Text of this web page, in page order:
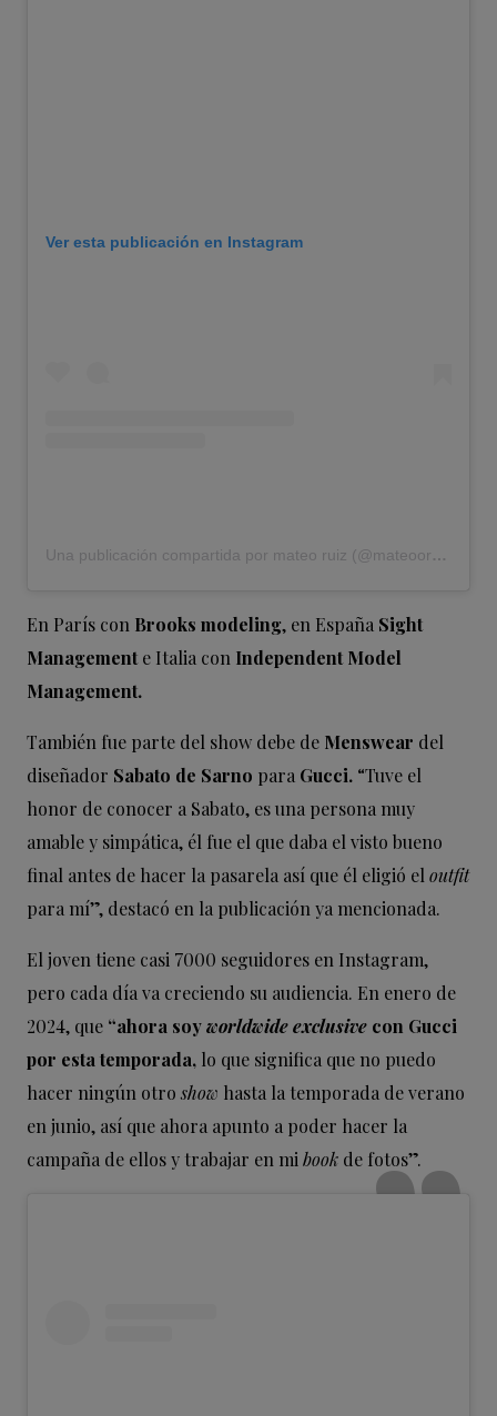
Ver esta publicación en Instagram
Una publicación compartida por mateo ruiz (@mateooruizz)
En París con Brooks modeling, en España Sight
Managemente Italia con Independent Model
Management.
También fue parte del show debe de Menswear del
diseñador Sabato de Sarno para Gucci. “Tuve el
honor de conocer a Sabato, es una persona muy
amable y simpática, él fue el que daba el visto bueno
final antes de hacer la pasarela así que él eligió eloutfit
para mí”, destacó en la publicación ya mencionada.
El joven tiene casi 7000 seguidores en Instagram,
pero cada día va creciendo su audiencia. En enero de
2024, que “ahora soyworldwide exclusive con Gucci
por esta temporada, lo que significa que no puedo
hacer ningún otroshow hasta la temporada de verano
en junio, así que ahora apunto a poder hacer la
campaña de ellos y trabajar en mibook de fotos”.